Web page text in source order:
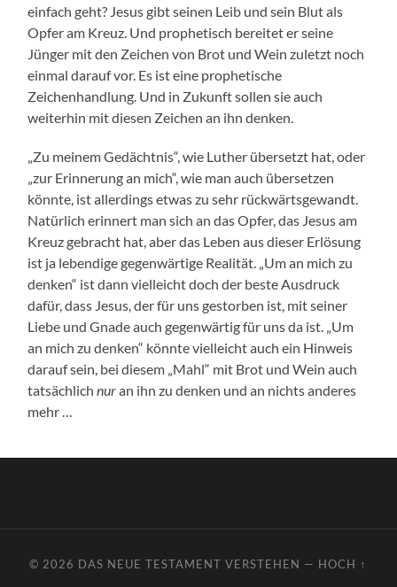
einfach geht? Jesus gibt seinen Leib und sein Blut als
Opfer am Kreuz. Und prophetisch bereitet er seine
Jünger mit den Zeichen von Brot und Wein zuletzt noch
einmal darauf vor. Es ist eine prophetische
Zeichenhandlung. Und in Zukunft sollen sie auch
weiterhin mit diesen Zeichen an ihn denken.
„Zu meinem Gedächtnis“, wie Luther übersetzt hat, oder
„zur Erinnerung an mich“, wie man auch übersetzen
könnte, ist allerdings etwas zu sehr rückwärtsgewandt.
Natürlich erinnert man sich an das Opfer, das Jesus am
Kreuz gebracht hat, aber das Leben aus dieser Erlösung
ist ja lebendige gegenwärtige Realität. „Um an mich zu
denken“ ist dann vielleicht doch der beste Ausdruck
dafür, dass Jesus, der für uns gestorben ist, mit seiner
Liebe und Gnade auch gegenwärtig für uns da ist. „Um
an mich zu denken“ könnte vielleicht auch ein Hinweis
darauf sein, bei diesem „Mahl“ mit Brot und Wein auch
tatsächlichnuran ihn zu denken und an nichts anderes
mehr …
© 2026 DAS NEUE TESTAMENT VERSTEHEN — HOCH ↑